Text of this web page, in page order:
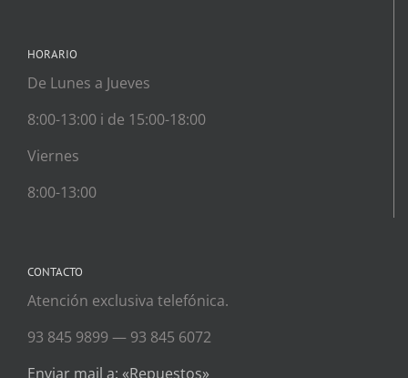
HORARIO
De Lunes a Jueves
8:00-13:00 i de 15:00-18:00
Viernes
8:00-13:00
CONTACTO
Atención exclusiva telefónica.
93 845 9899 — 93 845 6072
Enviar mail a: «Repuestos»